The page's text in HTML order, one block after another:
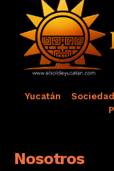
Yucatán
Nosotros